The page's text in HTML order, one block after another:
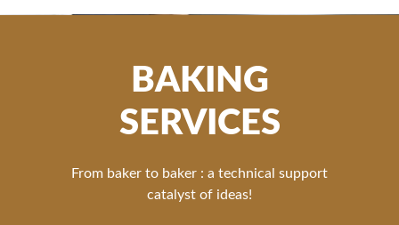
BAKING
SERVICES
From baker to baker : a technical support
catalyst of ideas!